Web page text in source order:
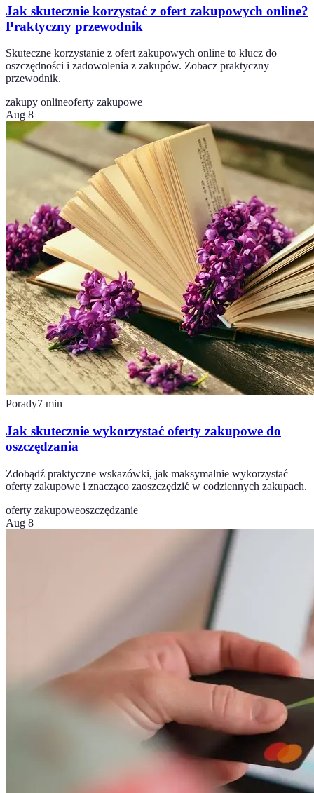
Jak skutecznie korzystać z ofert zakupowych online?
Praktyczny przewodnik
Skuteczne korzystanie z ofert zakupowych online to klucz do
oszczędności i zadowolenia z zakupów. Zobacz praktyczny
przewodnik.
zakupy onlineoferty zakupowe
Aug 8
Porady7 min
Jak skutecznie wykorzystać oferty zakupowe do
oszczędzania
Zdobądź praktyczne wskazówki, jak maksymalnie wykorzystać
oferty zakupowe i znacząco zaoszczędzić w codziennych zakupach.
oferty zakupoweoszczędzanie
Aug 8